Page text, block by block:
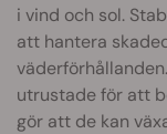
i vind och sol.
att hantera
utrustade för att
gör att de kan